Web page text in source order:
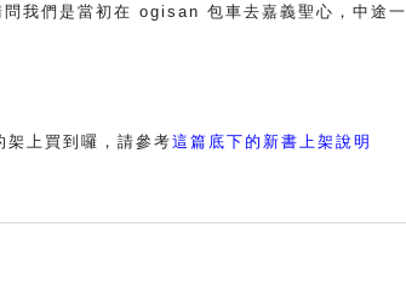
我們是當初在 ogisan 包車去嘉義聖心，中途一
架上買到囉，請參考這篇底下的新書上架說明